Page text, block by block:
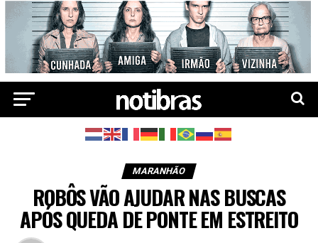
MARANHÃO
ROBÔS VÃO AJUDAR NAS BUSCAS
APÓS QUEDA DE PONTE EM ESTREITO